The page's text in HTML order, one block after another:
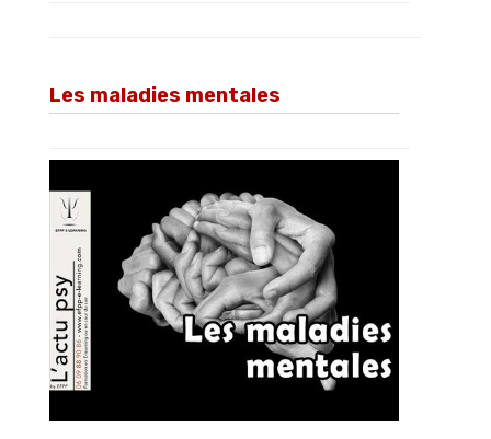
Les maladies mentales